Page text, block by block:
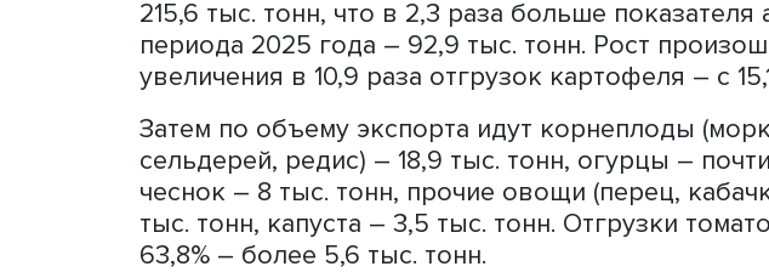
В частности, направлено более 35,5 тыс.
продукции (пахты, йогурта, кефира,
сыворотки и пермеата – рост на 34,8%,
несгущенных сливок – рост на 9,3%.
тонн сыра.
Отгрузки живых животных составили
свиней вырос на 33,1% – со 112 до 149